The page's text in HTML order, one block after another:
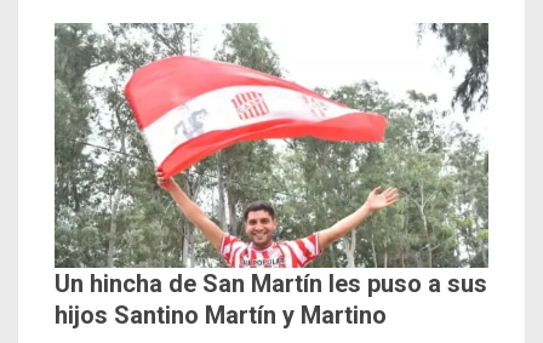
Un hincha de San Martín les puso a sus
hijos Santino Martín y Martino